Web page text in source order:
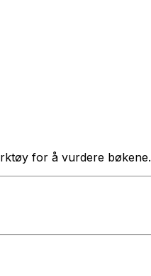
for å vurdere bøkene.